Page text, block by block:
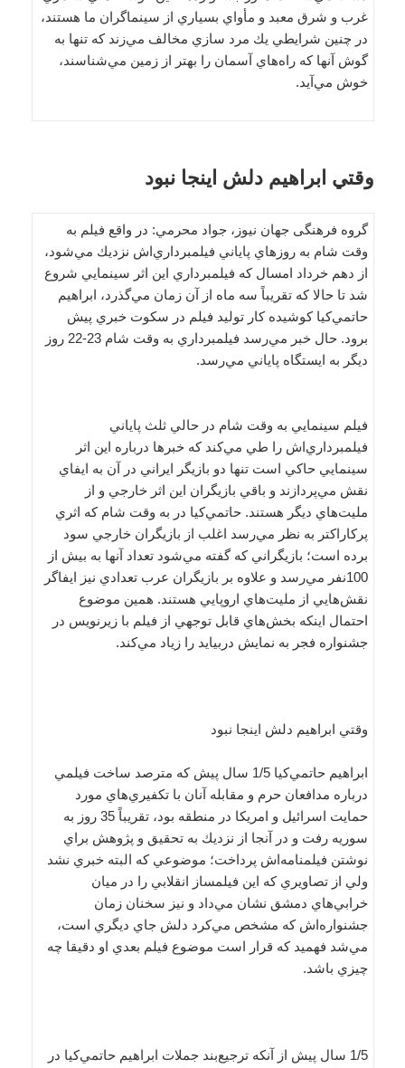
غرب و شرق معبد و مأواي بسياري از سينماگران ما هستند،
در چنين شرايطي يك مرد‌ سازي مخالف مي‌زند كه تنها به
گوش آنها كه راه‌هاي آسمان را بهتر از زمين مي‌شناسند،
خوش مي‌آيد.
وقتي ابراهيم دلش اينجا نبود
گروه فرهنگی جهان نیوز، جواد محرمي: در واقع فيلم به
وقت شام به روزهاي پاياني فيلمبرداري‌اش نزديك مي‌شود،
از دهم خرداد امسال كه فيلمبرداري اين اثر سينمايي شروع
شد تا حالا كه تقريباً سه ماه از آن زمان مي‌گذرد، ابراهيم
حاتمي‌كيا كوشيده كار توليد فيلم در سكوت خبري پيش
برود. حال خبر مي‌رسد فيلمبرداري به وقت شام 23-22 روز
ديگر به ايستگاه پاياني مي‌رسد.
فيلم سينمايي به وقت شام در حالي ثلث پاياني
فيلمبرداري‌اش را طي مي‌كند كه خبرها درباره اين اثر
سينمايي حاكي است تنها دو بازيگر ايراني در آن به ايفاي
نقش مي‌پردازند و باقي بازيگران اين اثر خارجي و از
مليت‌هاي ديگر هستند. حاتمي‌كيا در به وقت شام كه اثري
پركاراكتر به نظر مي‌رسد اغلب از بازيگران خارجي سود
برده است؛ بازيگراني كه گفته مي‌شود تعداد آنها به بيش از
100نفر مي‌رسد و علاوه بر بازيگران عرب تعدادي نيز ايفاگر
نقش‌هايي از مليت‌هاي اروپايي هستند. همين موضوع
احتمال اينكه بخش‌هاي قابل توجهي از فيلم با زيرنويس در
جشنواره فجر به نمايش دربيايد را زياد مي‌كند.
وقتي ابراهيم دلش اينجا نبود
ابراهيم حاتمي‌كيا 1/5 سال پيش كه مترصد ساخت فيلمي
درباره مدافعان حرم و مقابله آنان با تكفيري‌هاي مورد
حمايت اسرائيل و امريكا در منطقه بود، تقريباً 35 روز به
سوريه رفت و در آنجا از نزديك به تحقيق و پژوهش براي
نوشتن فيلمنامه‌اش پرداخت؛ موضوعي كه البته خبري نشد
ولي از تصاويري كه اين فيلمساز انقلابي را در ميان
خرابي‌هاي دمشق نشان مي‌داد و نيز سخنان زمان
جشنواره‌اش كه مشخص مي‌كرد دلش جاي ديگري است،
مي‌شد فهميد كه قرار است موضوع فيلم بعدي او دقيقا چه
چيزي باشد.
1/5 سال پيش از آنكه ترجيع‌بند جملات ابراهيم حاتمي‌كيا در